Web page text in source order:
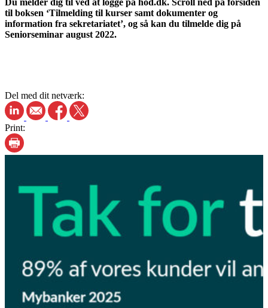
til boksen ‘Tilmelding til kurser samt dokumenter og
information fra sekretariatet’, og så kan du tilmelde dig på
Seniorseminar august 2022.
Del med dit netværk:
Print: